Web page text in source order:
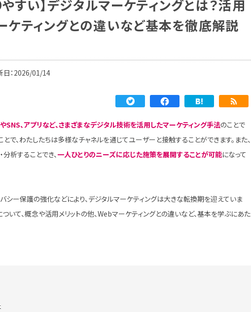
すい】デジタルマーケティングとは？活用
ケティングとの違いなど基本を徹底解説
日：2026/01/14
SNS、アプリなど、さまざまなデジタル技術を活用したマーケティング手法のことで
で、わたしたちは多様なチャネルを通じてユーザーと接触することができます。また、
析することでき、 一人ひとりのニーズに応じた施策を展開することが可能になって
シー保護の強化などにより、デジタルマーケティングは大きな転換期を迎えていま
いて、概念や活用メリットの他、Webマーケティングとの違いなど、基本を学ぶにあた